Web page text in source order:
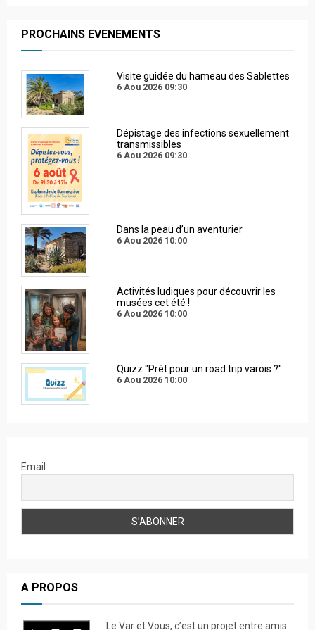
PROCHAINS EVENEMENTS
Visite guidée du hameau des Sablettes
6 Aou 2026 09:30
Dépistage des infections sexuellement
transmissibles
6 Aou 2026 09:30
Dans la peau d’un aventurier
6 Aou 2026 10:00
Activités ludiques pour découvrir les
musées cet été !
6 Aou 2026 10:00
Quizz "Prêt pour un road trip varois ?"
6 Aou 2026 10:00
Email
A PROPOS
Le Var et Vous, c’est un projet entre amis